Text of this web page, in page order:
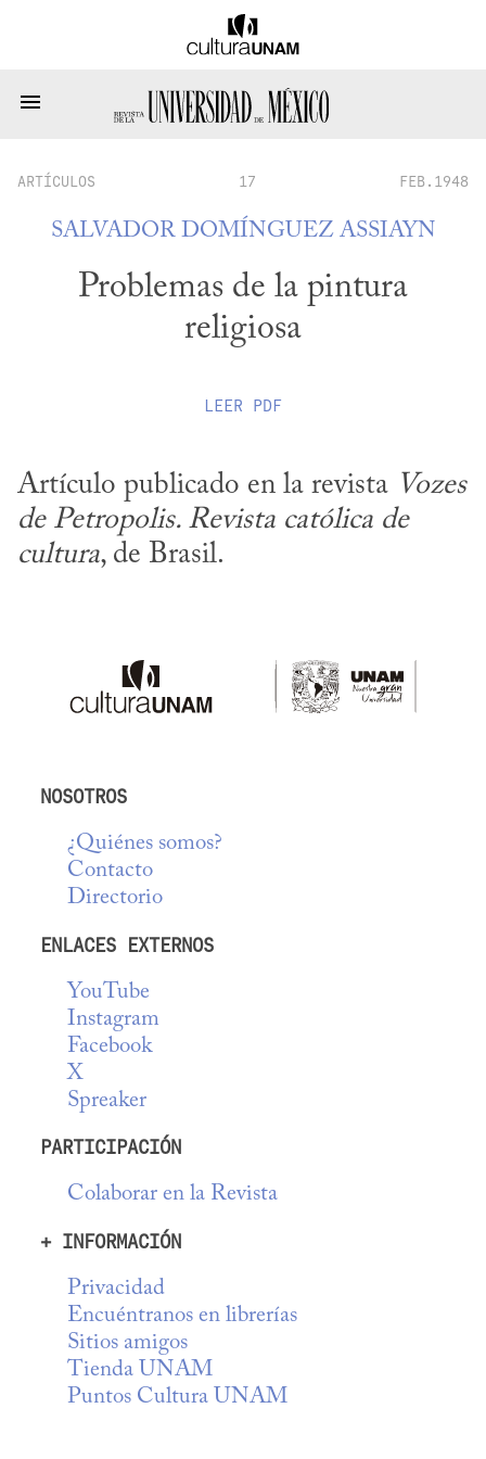
ARTÍCULOS 17 FEB.1948
SALVADOR DOMÍNGUEZ ASSIAYN
Problemas de la pintura
religiosa
LEER PDF
Artículo publicado en la revista Vozes
de Petropolis. Revista católica de
cultura, de Brasil.
NOSOTROS
¿Quiénes somos?
Contacto
Directorio
ENLACES EXTERNOS
YouTube
Instagram
Facebook
X
Spreaker
PARTICIPACIÓN
Colaborar en la Revista
+ INFORMACIÓN
Privacidad
Encuéntranos en librerías
Sitios amigos
Tienda UNAM
Puntos Cultura UNAM